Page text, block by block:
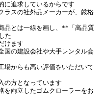
に追求しているからです
ラスの社外品メーカーが、厳格
品とは一線を画し、**「高品質
た
けます
国の建設会社や大手レンタル会
場からも高い評価をいただいて
の方となっています
を両立したゴムクローラーをお